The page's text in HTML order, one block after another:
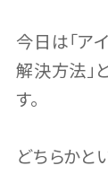
今日は「ア
解決方法」
す。
どちらかと